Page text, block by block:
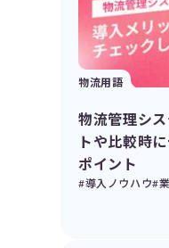
物流用語
物流管理シ
トや比較時
ポイント
#導入ノウハウ#